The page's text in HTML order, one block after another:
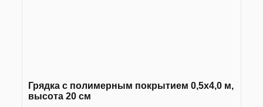
Грядка с полимерным покрытием 0,5х4,0 м,
высота 20 см